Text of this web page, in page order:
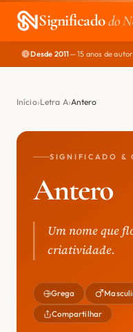
Significadodo
EXPLORAR
NOME PERFEITO
Desde 2011— 15 anos de
Início Letra A Antero
SIGNIFICADO &
Antero
Um nome que
criatividade.
Grega
Compartilhar